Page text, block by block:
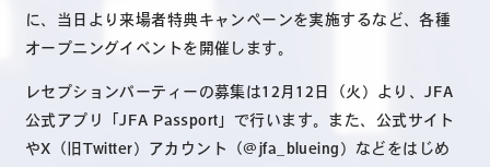
に、当日より来場者特典キャンペーンを実施するなど、各種
オープニングイベントを開催します。
レセプションパーティーの募集は12月12日（火）より、JFA
公式アプリ「JFA Passport」で行います。また、公式サイト
やX（旧Twitter）アカウント（@jfa_blueing）などをはじめ